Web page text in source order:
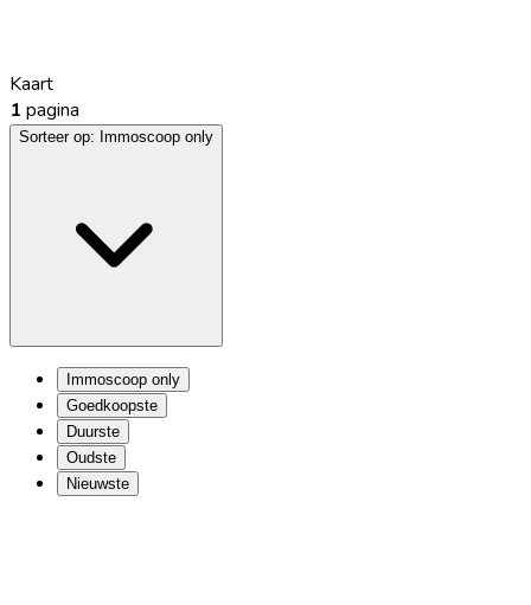
Kaart
1 pagina
Sorteer op: Immoscoop only
Immoscoop only
Goedkoopste
Duurste
Oudste
Nieuwste